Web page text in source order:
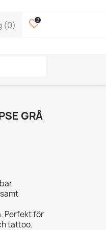
(0) favorite_border
2
GRÅ
Perfekt för
tattoo.